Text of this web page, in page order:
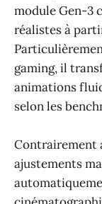
module Gen-3
réalistes à
gaming, il
animations
selon les
Contrairement
ajustements